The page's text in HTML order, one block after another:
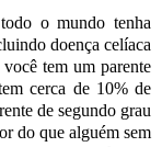
o mundo tenha
doença celíaca
tem um parente
cerca de 10% de
de segundo grau
do que alguém sem